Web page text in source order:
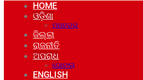
HOME
ଓଡ଼ିଶା
ମହାନଗର
ଜିଲ୍ଲା
ରାଜନୀତି
ଅପରାଧ
ଘୋଟାଲା
ENGLISH